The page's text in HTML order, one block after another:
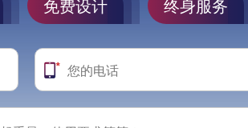
免费设计 终身服务